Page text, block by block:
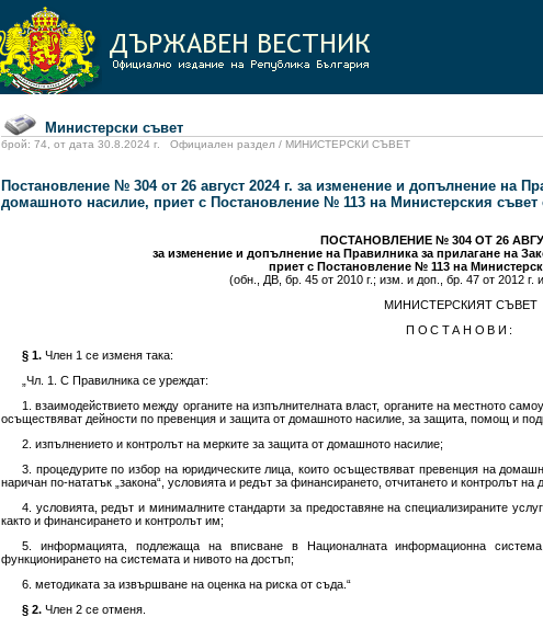
Министерски съвет
брой: 74, от дата 30.8.2024 г. Официален раздел / МИНИСТЕРСКИ СЪВЕТ
Постановление № 304 от 26 август 2024 г. за изменение и допълнение на
домашното насилие, приет с Постановление № 113 на Министерския съвет
ПОСТАНОВЛЕНИЕ № 304 ОТ 26
за изменение и допълнение на Правилника за прилагане на
приет с Постановление № 113 на
(обн., ДВ, бр. 45 от 2010 г.; изм. и доп., бр. 47 от 2012 г.
МИНИСТЕРСКИЯТ СЪВЕТ
ПОСТАНОВИ:
§ 1. Член 1 се изменя така:
„Чл. 1. С Правилника се уреждат:
1. взаимодействието между органите на изпълнителната власт, органите на местното
осъществяват дейности по превенция и защита от домашното насилие, за защита, помощ и
2. изпълнението и контролът на мерките за защита от домашното насилие;
3. процедурите по избор на юридическите лица, които осъществяват превенция на
наричан по-нататък „закона“, условията и редът за финансирането, отчитането и контролът на
4. условията, редът и минималните стандарти за предоставяне на специализираните
както и финансирането и контролът им;
5. информацията, подлежаща на вписване в Националната информационна
функционирането на системата и нивото на достъп;
6. методиката за извършване на оценка на риска от съда.“
§ 2. Член 2 се отменя.